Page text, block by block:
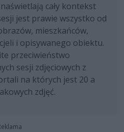
cały kontekst
jest prawie wszystko od
mieszkańców,
i opisywanego obiektu.
przeciwieństwo
sesji zdjęciowych z
na których jest 20 a
zdjęć.